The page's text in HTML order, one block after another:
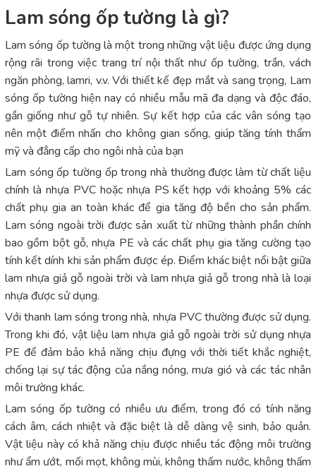
Lam sóng ốp tường là gì?
Lam sóng ốp tường là một trong những vật liệu được ứng dụng
rộng rãi trong việc trang trí nội thất như ốp tường, trần, vách
ngăn phòng, lamri, v.v. Với thiết kế đẹp mắt và sang trọng, Lam
sóng ốp tường hiện nay có nhiều mẫu mã đa dạng và độc đáo,
gần giống như gỗ tự nhiên. Sự kết hợp của các vân sóng tạo
nên một điểm nhấn cho không gian sống, giúp tăng tính thẩm
mỹ và đẳng cấp cho ngôi nhà của bạn
Lam sóng ốp tường ốp trong nhà thường được làm từ chất liệu
chính là nhựa PVC hoặc nhựa PS kết hợp với khoảng 5% các
chất phụ gia an toàn khác để gia tăng độ bền cho sản phẩm.
Lam sóng ngoài trời được sản xuất từ những thành phần chính
bao gồm bột gỗ, nhựa PE và các chất phụ gia tăng cường tạo
tính kết dính khi sản phẩm được ép. Điểm khác biệt nổi bật giữa
lam nhựa giả gỗ ngoài trời và lam nhựa giả gỗ trong nhà là loại
nhựa được sử dụng.
Với thanh lam sóng trong nhà, nhựa PVC thường được sử dụng.
Trong khi đó, vật liệu lam nhựa giả gỗ ngoài trời sử dụng nhựa
PE để đảm bảo khả năng chịu đựng với thời tiết khắc nghiệt,
chống lại sự tác động của nắng nóng, mưa gió và các tác nhân
môi trường khác.
Lam sóng ốp tường có nhiều ưu điểm, trong đó có tính năng
cách âm, cách nhiệt và đặc biệt là dễ dàng vệ sinh, bảo quản.
Vật liệu này có khả năng chịu được nhiều tác động môi trường
như ẩm ướt, mối mọt, không mùi, không thấm nước, không thấm